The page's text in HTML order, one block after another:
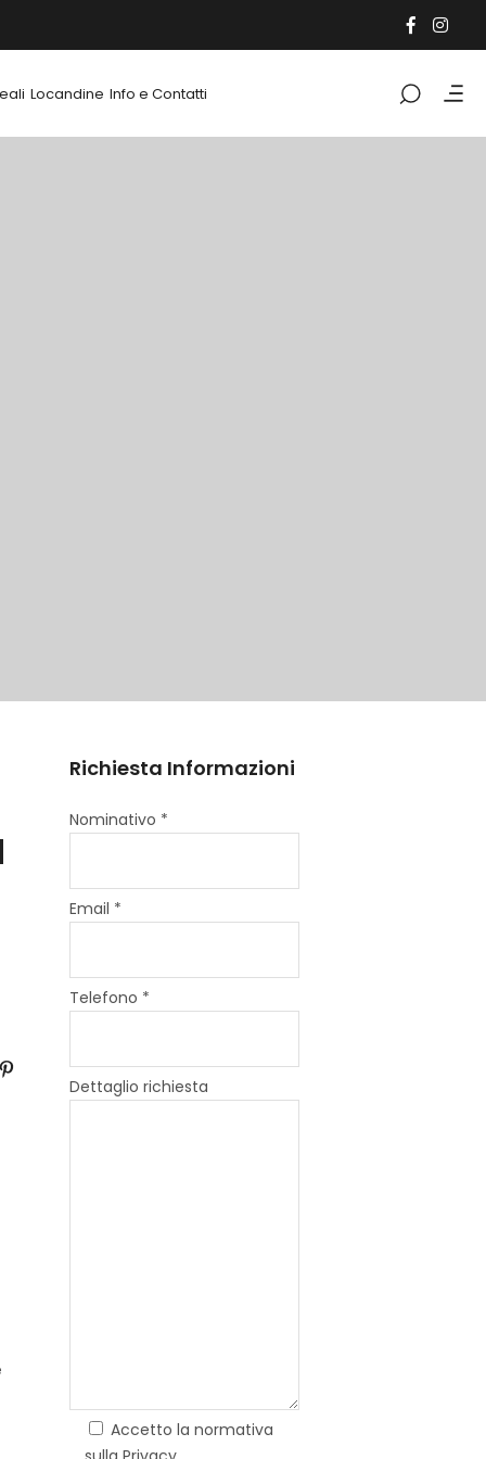
Locandine Info e Contatti
Richiesta Informazioni
Nominativo *
Email *
Telefono *
Dettaglio richiesta
Accetto la normativa